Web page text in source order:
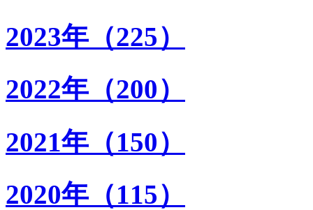
2023年（225）
2022年（200）
2021年（150）
2020年（115）